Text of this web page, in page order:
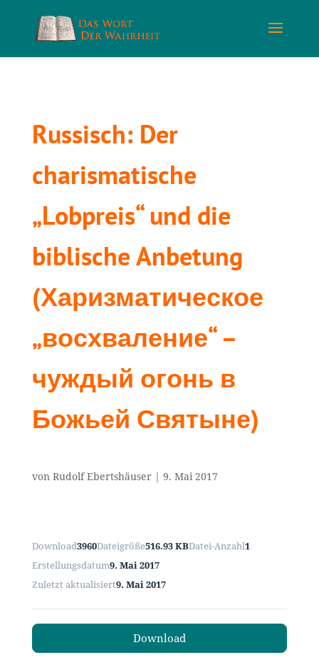
Russisch: Der
charismatische
„Lobpreis“ und die
biblische Anbetung
(Харизматическое
„восхваление“ –
чуждый огонь в
Божьей Святыне)
von Rudolf Ebertshäuser| 9. Mai 2017
Download3960Dateigröße516.93 KBDatei-Anzahl1
Erstellungsdatum9. Mai 2017
Zuletzt aktualisiert9. Mai 2017
Download